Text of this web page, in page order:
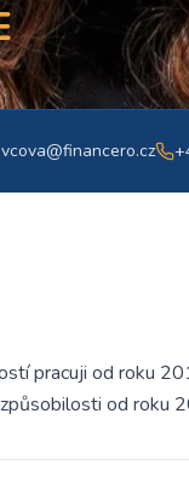
pracuji od roku
od roku